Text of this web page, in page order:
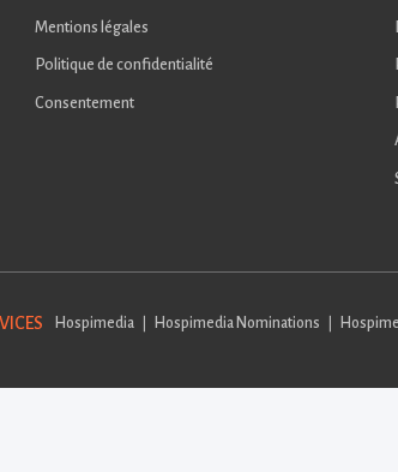
Mentions légales
Politique de confidentialité
Consentement
Hospimedia Hospimedia Nominations